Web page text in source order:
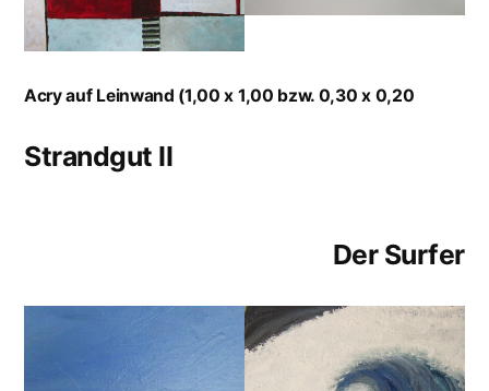
Acry auf Leinwand (1,00 x 1,00 bzw. 0,30 x 0,20
Strandgut II
Der Surfer